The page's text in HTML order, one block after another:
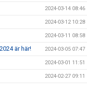
2024-03-14 08:46
2024-03-12 10:28
2024-03-11 08:58
är här! 2024-03-05 07:47
2024-03-01 11:51
2024-02-27 09:11